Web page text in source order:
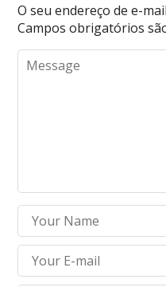
O seu endereço de e-
Campos obrigatórios